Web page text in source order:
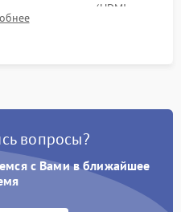
всех портов (HDMI,
под нагрузкой в
вопросы?
с Вами в ближайшее